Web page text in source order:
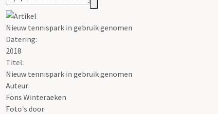
Nieuw tennispark in gebruik genomen
Datering:
2018
Titel:
Nieuw tennispark in gebruik genomen
Auteur:
Fons Winteraeken
Foto's door: